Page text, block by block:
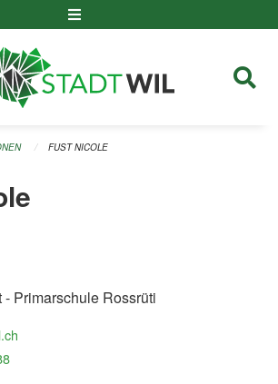
FUST NICOLE
Primarschule Rossrüti